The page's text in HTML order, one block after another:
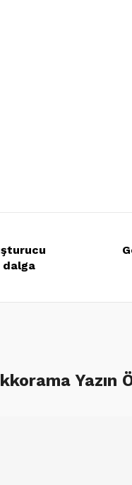
dalga
Yazın